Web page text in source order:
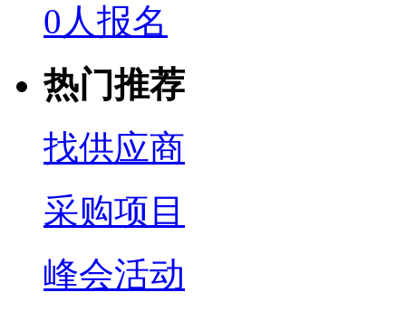
0人报名
热门推荐
找供应商
采购项目
峰会活动